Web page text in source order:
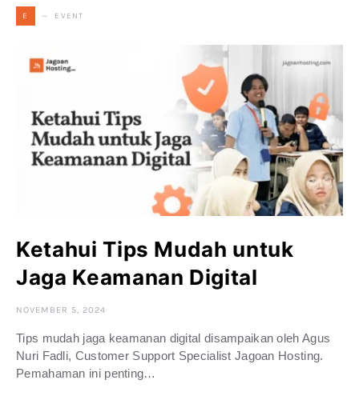
E EVENT
Ketahui Tips Mudah untuk
Jaga Keamanan Digital
NOVEMBER 5, 2024
Tips mudah jaga keamanan digital disampaikan oleh Agus
Nuri Fadli, Customer Support Specialist Jagoan Hosting.
Pemahaman ini penting…